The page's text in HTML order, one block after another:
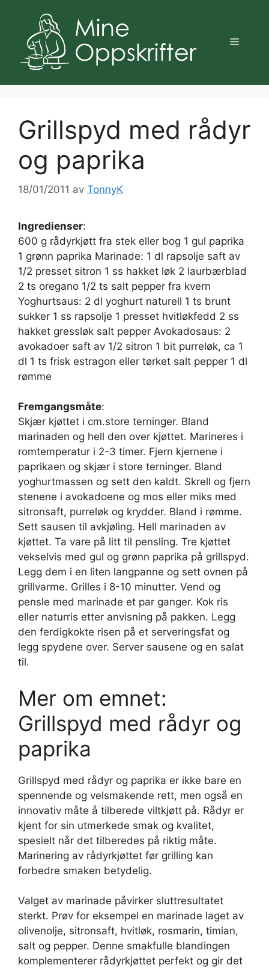
innhold
Meny
Grillspyd med rådyr
og paprika
18/01/2011 av TonnyK
Ingredienser:
600 g rådyrkjøtt fra stek eller bog 1 gul paprika
1 grønn paprika Marinade: 1 dl rapsolje saft av
1/2 presset sitron 1 ss hakket løk 2 laurbærblad
2 ts oregano 1/2 ts salt pepper fra kvern
Yoghurtsaus: 2 dl yoghurt naturell 1 ts brunt
sukker 1 ss rapsolje 1 presset hvitløkfedd 2 ss
hakket gressløk salt pepper Avokadosaus: 2
avokadoer saft av 1/2 sitron 1 bit purreløk, ca 1
dl 1 ts frisk estragon eller tørket salt pepper 1 dl
rømme
Fremgangsmåte:
Skjær kjøttet i cm.store terninger. Bland
marinaden og hell den over kjøttet. Marineres i
romtemperatur i 2-3 timer. Fjern kjernene i
paprikaen og skjær i store terninger. Bland
yoghurtmassen og sett den kaldt. Skrell og fjern
stenene i avokadoene og mos eller miks med
sitronsaft, purreløk og krydder. Bland i rømme.
Sett sausen til avkjøling. Hell marinaden av
kjøttet. Ta vare på litt til pensling. Tre kjøttet
vekselvis med gul og grønn paprika på grillspyd.
Legg dem i en liten langpanne og sett ovnen på
grillvarme. Grilles i 8-10 minutter. Vend og
pensle med marinade et par ganger. Kok ris
eller naturris etter anvisning på pakken. Legg
den ferdigkokte risen på et serveringsfat og
legg spydene over. Server sausene og en salat
til.
Mer om emnet:
Grillspyd med rådyr og
paprika
Grillspyd med rådyr og paprika er ikke bare en
spennende og velsmakende rett, men også en
innovativ måte å tilberede viltkjøtt på. Rådyr er
kjent for sin utmerkede smak og kvalitet,
spesielt når det tilberedes på riktig måte.
Marinering av rådyrkjøttet før grilling kan
forbedre smaken betydelig.
Valget av marinade påvirker sluttresultatet
sterkt. Prøv for eksempel en marinade laget av
olivenolje, sitronsaft, hvitløk, rosmarin, timian,
salt og pepper. Denne smakfulle blandingen
komplementerer rådyrkjøttet perfekt og gir det